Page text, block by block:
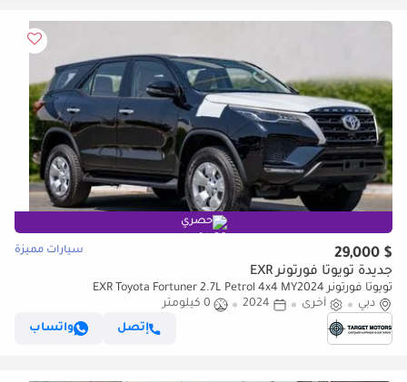
حصري
$ 29,000 سيارات مميزة
جديدة تويوتا فورتونر EXR
تويوتا فورتونر EXR Toyota Fortuner 2.7L Petrol 4x4 MY2024
دبي
أخرى 2024
0 كيلومتر
إتصل
واتساب